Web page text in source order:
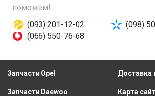
поможем!
(093) 201-12-02
(098)
(066) 550-76-68
Запчасти Opel
Запчасти Daewoo
Доставка
Карта